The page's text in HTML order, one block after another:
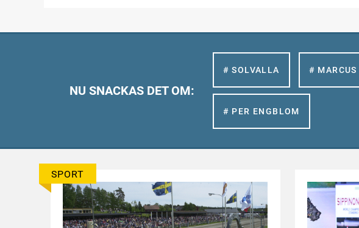
NU SNACKAS DET OM:
# SOLVALLA # MARCUS
# PER ENGBLOM
SPORT